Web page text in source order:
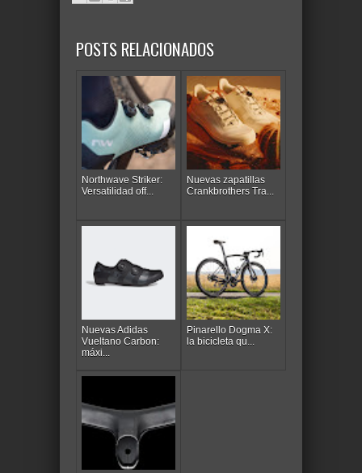
POSTS RELACIONADOS
Northwave Striker:
Versatilidad off...
Nuevas zapatillas
Crankbrothers Tra...
Nuevas Adidas
Vueltano Carbon:
máxi...
Pinarello Dogma X:
la bicicleta qu...